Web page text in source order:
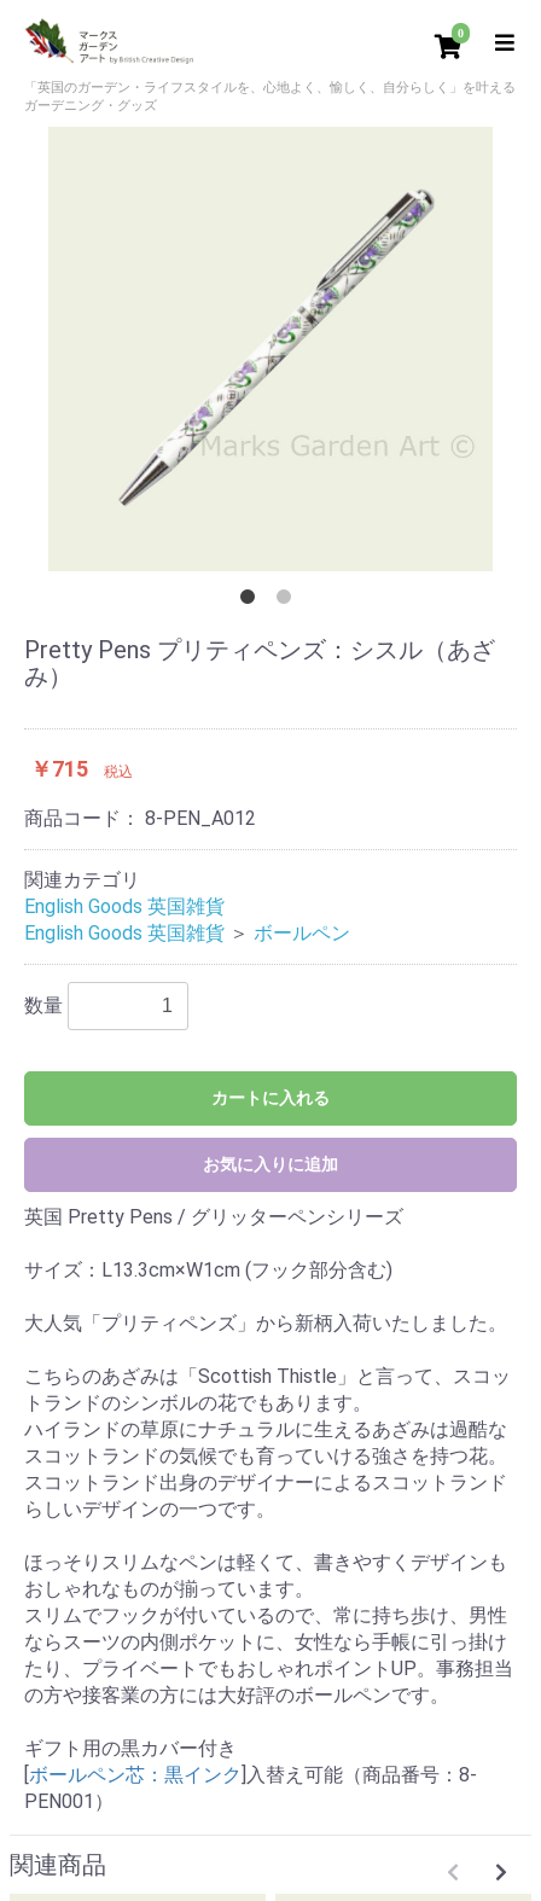
0
「英国のガーデン・ライフスタイルを、心地よく、愉しく、自分らしく」を叶える
ガーデニング・グッズ
Pretty Pens プリティペンズ：シスル（あざ
み）
￥715 税込
商品コード： 8-PEN_A012
関連カテゴリ
English Goods 英国雑貨
English Goods 英国雑貨 ＞ ボールペン
数量
カートに入れる
お気に入りに追加
英国 Pretty Pens / グリッターペンシリーズ
サイズ：L13.3cm×W1cm (フック部分含む)
大人気「プリティペンズ」から新柄入荷いたしました。
こちらのあざみは「Scottish Thistle」と言って、スコッ
トランドのシンボルの花でもあります。
ハイランドの草原にナチュラルに生えるあざみは過酷な
スコットランドの気候でも育っていける強さを持つ花。
スコットランド出身のデザイナーによるスコットランド
らしいデザインの一つです。
ほっそりスリムなペンは軽くて、書きやすくデザインも
おしゃれなものが揃っています。
スリムでフックが付いているので、常に持ち歩け、男性
ならスーツの内側ポケットに、女性なら手帳に引っ掛け
たり、プライベートでもおしゃれポイントUP。事務担当
の方や接客業の方には大好評のボールペンです。
ギフト用の黒カバー付き
[ボールペン芯：黒インク]入替え可能（商品番号：8-
PEN001）
関連商品